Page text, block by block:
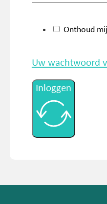
Onthoud mij
Uw wachtwoord
Inloggen